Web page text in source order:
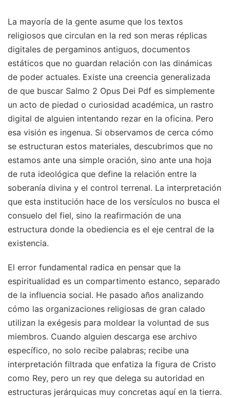
La mayoría de la gente asume que los textos
religiosos que circulan en la red son meras réplicas
digitales de pergaminos antiguos, documentos
estáticos que no guardan relación con las dinámicas
de poder actuales. Existe una creencia generalizada
de que buscar Salmo 2 Opus Dei Pdf es simplemente
un acto de piedad o curiosidad académica, un rastro
digital de alguien intentando rezar en la oficina. Pero
esa visión es ingenua. Si observamos de cerca cómo
se estructuran estos materiales, descubrimos que no
estamos ante una simple oración, sino ante una hoja
de ruta ideológica que define la relación entre la
soberanía divina y el control terrenal. La interpretación
que esta institución hace de los versículos no busca el
consuelo del fiel, sino la reafirmación de una
estructura donde la obediencia es el eje central de la
existencia.
El error fundamental radica en pensar que la
espiritualidad es un compartimento estanco, separado
de la influencia social. He pasado años analizando
cómo las organizaciones religiosas de gran calado
utilizan la exégesis para moldear la voluntad de sus
miembros. Cuando alguien descarga ese archivo
específico, no solo recibe palabras; recibe una
interpretación filtrada que enfatiza la figura de Cristo
como Rey, pero un rey que delega su autoridad en
estructuras jerárquicas muy concretas aquí en la tierra.